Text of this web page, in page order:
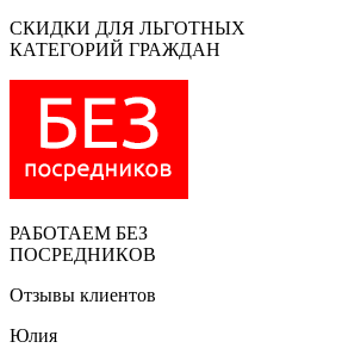
СКИДКИ ДЛЯ ЛЬГОТНЫХ
КАТЕГОРИЙ ГРАЖДАН
РАБОТАЕМ БЕЗ
ПОСРЕДНИКОВ
Отзывы клиентов
Юлия